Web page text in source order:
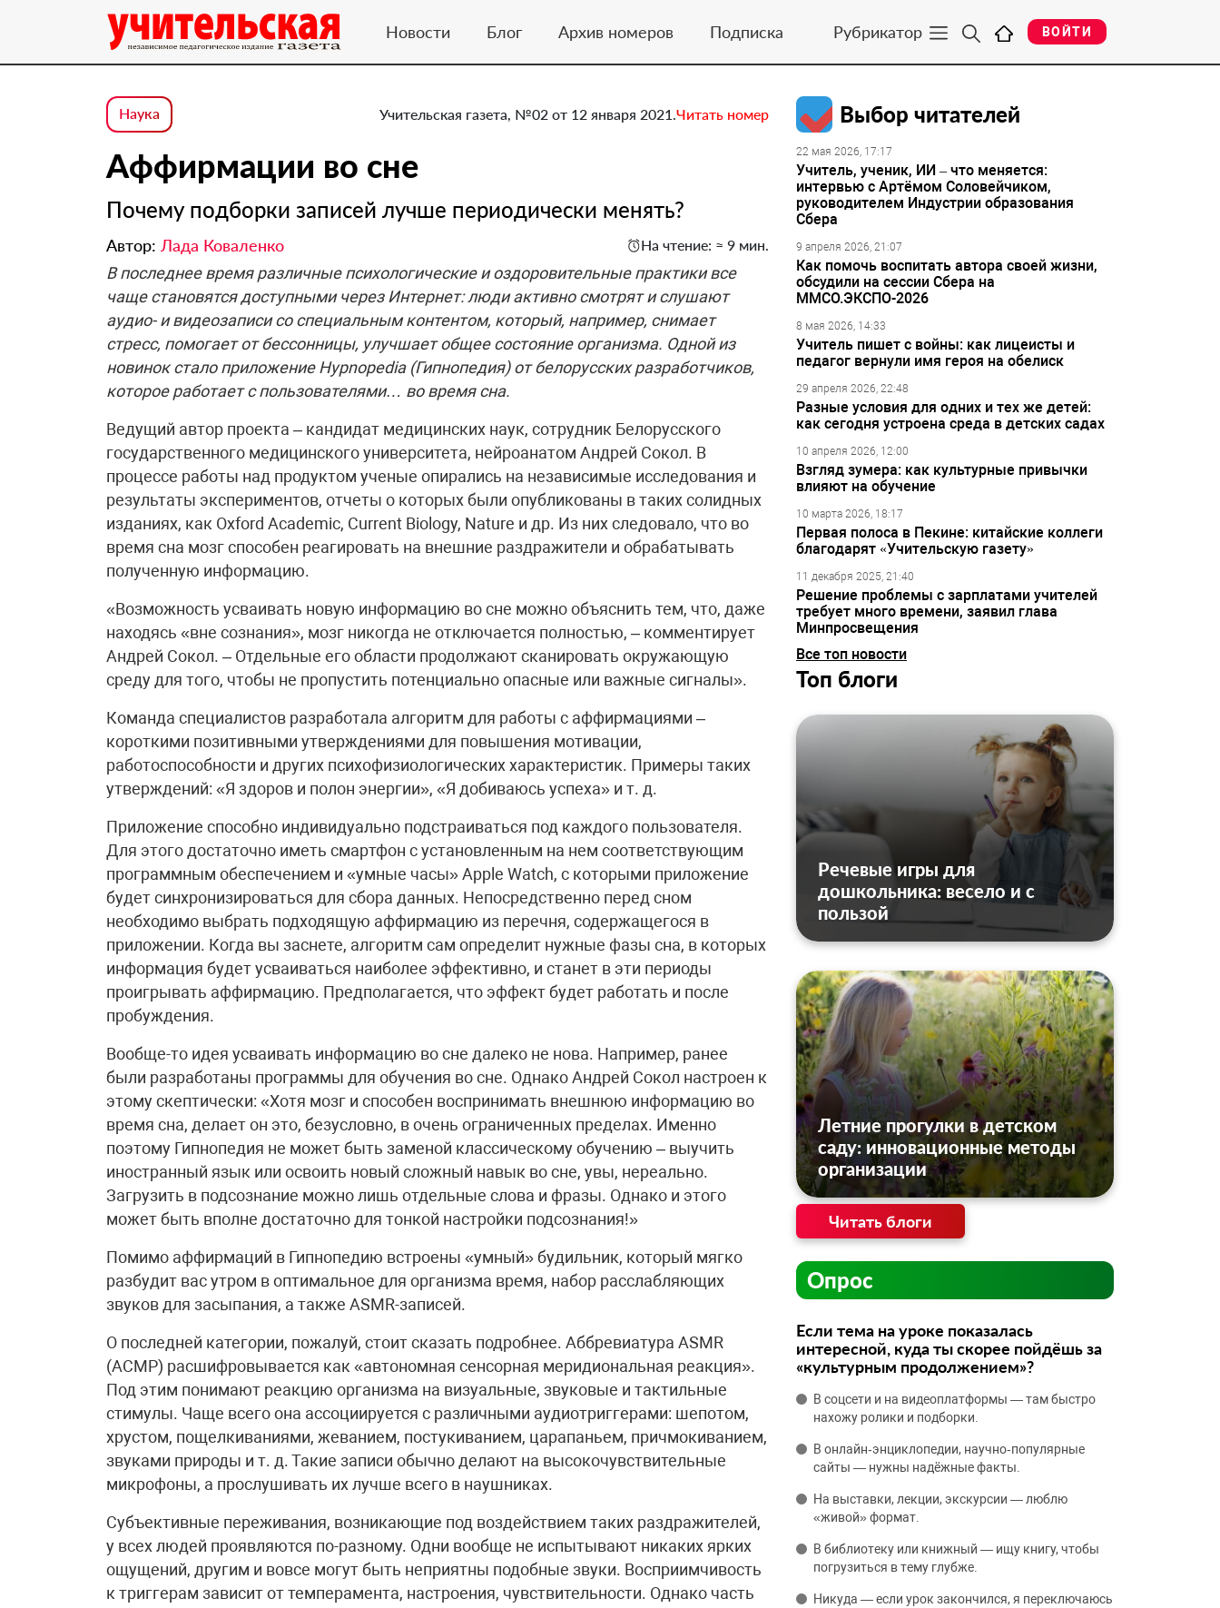
Новости Блог Архив номеров Подписка Рубрикатор ВОЙТИ
Наука Учительская газета, №02 от 12 января 2021.Читать номер
Аффирмации во сне
Почему подборки записей лучше периодически менять?
Автор: Лада Коваленко На чтение: ≈ 9 мин.
В последнее время различные психологические и оздоровительные практики все
чаще становятся доступными через Интернет: люди активно смотрят и слушают
аудио- и видеозаписи со специальным контентом, который, например, снимает
стресс, помогает от бессонницы, улучшает общее состояние организма. Одной из
новинок стало приложение Hypnopedia (Гипнопедия) от белорусских разработчиков,
которое работает с пользователями… во время сна.
Ведущий автор проекта – кандидат медицинских наук, сотрудник Белорусского
государственного медицинского университета, нейро­ана­том Андрей Сокол. В
процессе работы над продуктом ученые опирались на независимые исследования и
результаты экспериментов, отчеты о которых были опубликованы в таких солидных
изданиях, как Oxford Academic, Current Biology, Nature и др. Из них следовало, что во
время сна мозг способен реагировать на внешние раздражители и обрабатывать
полученную информацию.
«Возможность усваивать новую информацию во сне можно объяснить тем, что, даже
находясь «вне сознания», мозг никогда не отключается полностью, – комментирует
Андрей Сокол. – Отдельные его области продолжают сканировать окружающую
среду для того, чтобы не пропустить потенциально опасные или важные сигналы».
Команда специалистов разработала алгоритм для работы с аффирмациями –
короткими позитивными утверждениями для повышения мотивации,
работоспособности и других психофизиологических характеристик. Примеры таких
утверждений: «Я здоров и полон энергии», «Я добиваюсь успеха» и т. д.
Приложение способно индивидуально подстраиваться под каждого пользователя.
Для этого достаточно иметь смартфон с установленным на нем соответствующим
прог­рам­мным обеспечением и «умные часы» Apple Watch, с которыми приложение
будет синхронизироваться для сбора данных. Непосредственно перед сном
необходимо выбрать подходящую аффирмацию из перечня, содержащегося в
приложении. Когда вы заснете, алгоритм сам определит нужные фазы сна, в которых
информация будет усваиваться наиболее эффективно, и станет в эти периоды
проигрывать аффирмацию. Предполагается, что эффект будет работать и после
пробуждения.
Вообще-то идея усваивать информацию во сне далеко не нова. Например, ранее
были разработаны программы для обучения во сне. Однако Андрей Сокол настроен к
этому скептически: «Хотя мозг и способен воспринимать внешнюю информацию во
время сна, делает он это, безусловно, в очень ограниченных пределах. Именно
поэтому Гипнопедия не может быть заменой классическому обучению – выучить
иностранный язык или освоить новый сложный навык во сне, увы, нереально.
Загрузить в подсознание можно лишь отдельные слова и фразы. Однако и этого
может быть вполне достаточно для тонкой настройки подсознания!»
Помимо аффирмаций в Гипнопедию встроены «умный» будильник, который мягко
разбудит вас утром в оптимальное для организма время, набор расслабляющих
звуков для засыпания, а также ASMR-записей.
О последней категории, пожалуй, стоит сказать подробнее. Аббревиатура ASMR
(АСМР) расшифровывается как «автономная сенсорная меридиональная реакция».
Под этим понимают реакцию организма на визуальные, звуковые и тактильные
стимулы. Чаще всего она ассоциируется с различными аудиотриггерами: шепотом,
хрустом, пощелкиваниями, жеванием, постукиванием, царапаньем, причмокиванием,
звуками природы и т. д. Такие записи обычно делают на высокочувствительные
микрофоны, а прослушивать их лучше всего в наушниках.
Субъективные переживания, возникающие под воздействием таких раздражителей,
у всех людей проявляются по-разному. Одни вообще не испытывают никаких ярких
ощущений, другим и вовсе могут быть неприятны подобные звуки. Восприимчивость
к триггерам зависит от темперамента, настроения, чувствительности. Однако часть
Выбор читателей
22 мая 2026, 17:17
Учитель, ученик, ИИ – что меняется:
интервью с Артёмом Соловейчиком,
руководителем Индустрии образования
Сбера
9 апреля 2026, 21:07
Как помочь воспитать автора своей жизни,
обсудили на сессии Сбера на
ММСО.ЭКСПО-2026
8 мая 2026, 14:33
Учитель пишет с войны: как лицеисты и
педагог вернули имя героя на обелиск
29 апреля 2026, 22:48
Разные условия для одних и тех же детей:
как сегодня устроена среда в детских садах
10 апреля 2026, 12:00
Взгляд зумера: как культурные привычки
влияют на обучение
10 марта 2026, 18:17
Первая полоса в Пекине: китайские коллеги
благодарят «Учительскую газету»
11 декабря 2025, 21:40
Решение проблемы с зарплатами учителей
требует много времени, заявил глава
Минпросвещения
Все топ новости
Топ блоги
Речевые игры для
дошкольника: весело и с
пользой
Летние прогулки в детском
саду: инновационные методы
организации
Читать блоги
Опрос
Если тема на уроке показалась
интересной, куда ты скорее пойдёшь за
«культурным продолжением»?
В соцсети и на видеоплатформы — там быстро
нахожу ролики и подборки.
В онлайн‑энциклопедии, научно‑популярные
сайты — нужны надёжные факты.
На выставки, лекции, экскурсии — люблю
«живой» формат.
В библиотеку или книжный — ищу книгу, чтобы
погрузиться в тему глубже.
Никуда — если урок закончился, я переключаюсь